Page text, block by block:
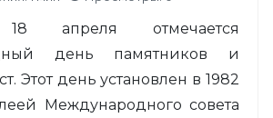
апреля отмечается
день памятников и
Этот день установлен в 1982
Международного совета